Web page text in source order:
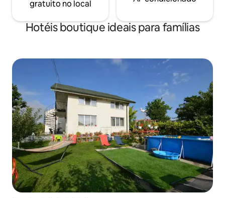
gratuito no local
Hotéis boutique ideais para famílias